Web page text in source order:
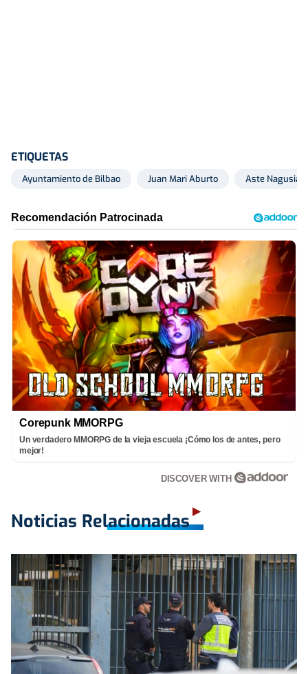
ETIQUETAS
Ayuntamiento de Bilbao Juan Mari Aburto Aste Nagusia
Corepunk MMORPG
Un verdadero MMORPG de la vieja escuela ¡Cómo los de antes, pero
mejor!
DISCOVER WITH
Noticias Relacionadas